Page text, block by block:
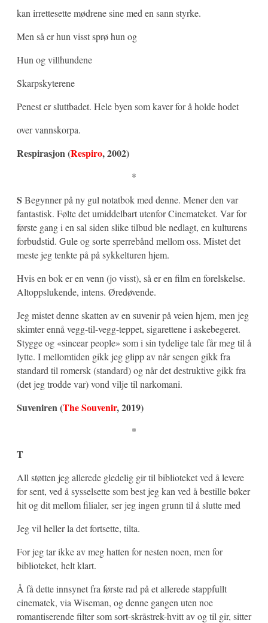
kan irrettesette mødrene sine med en sann styrke.
Men så er hun visst sprø hun og
Hun og villhundene
Skarpskyterene
Penest er sluttbadet. Hele byen som kaver for å holde hodet
over vannskorpa.
Respirasjon (Respiro, 2002)
*
S Begynner på ny gul notatbok med denne. Mener den var
fantastisk. Følte det umiddelbart utenfor Cinemateket. Var for
første gang i en sal siden slike tilbud ble nedlagt, en kulturens
forbudstid. Gule og sorte sperrebånd mellom oss. Mistet det
meste jeg tenkte på på sykkelturen hjem.
Hvis en bok er en venn (jo visst), så er en film en forelskelse.
Altoppslukende, intens. Øredøvende.
Jeg mistet denne skatten av en suvenir på veien hjem, men jeg
skimter ennå vegg-til-vegg-teppet, sigarettene i askebegeret.
Stygge og «sincear people» som i sin tydelige tale får meg til å
lytte. I mellomtiden gikk jeg glipp av når sengen gikk fra
standard til romersk (standard) og når det destruktive gikk fra
(det jeg trodde var) vond vilje til narkomani.
Suveniren (The Souvenir, 2019)
*
T
All støtten jeg allerede gledelig gir til biblioteket ved å levere
for sent, ved å sysselsette som best jeg kan ved å bestille bøker
hit og dit mellom filialer, ser jeg ingen grunn til å slutte med
Jeg vil heller la det fortsette, tilta.
For jeg tar ikke av meg hatten for nesten noen, men for
biblioteket, helt klart.
Å få dette innsynet fra første rad på et allerede stappfullt
cinematek, via Wiseman, og denne gangen uten noe
romantiserende filter som sort-skråstrek-hvitt av og til gir, sitter